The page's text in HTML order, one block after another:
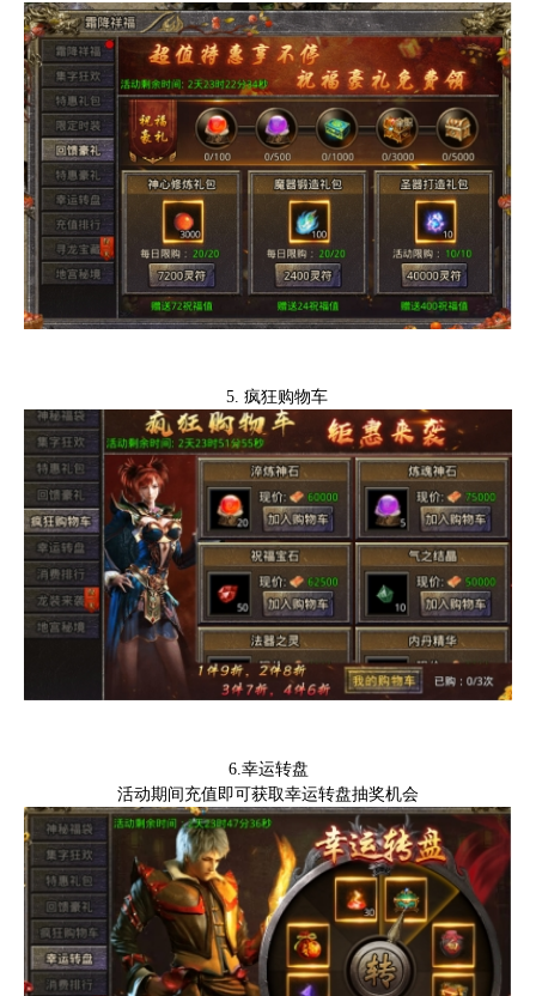
5. 疯狂购物车
6.幸运转盘
活动期间充值即可获取幸运转盘抽奖机会